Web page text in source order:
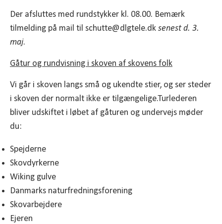
Der afsluttes med rundstykker kl. 08.00. Bemærk
tilmelding på mail til schutte@dlgtele.dk senest d. 3.
maj.
Gåtur og rundvisning i skoven af skovens folk
Vi går i skoven langs små og ukendte stier, og ser steder
i skoven der normalt ikke er tilgængelige.Turlederen
bliver udskiftet i løbet af gåturen og undervejs møder
du:
Spejderne
Skovdyrkerne
Wiking gulve
Danmarks naturfredningsforening
Skovarbejdere
Ejeren